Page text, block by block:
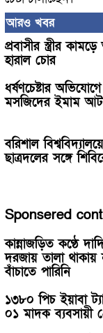
আরও খবর
প্রবাসীর স্ত্রীর
হারাল চোর
ধর্ষণচেষ্টার অভিযোগে
মসজিদের ইমাম
বরিশাল বিশ্ববিদ্যালয়ে
ছাত্রদলের সঙ্গে
Sponsered
কান্নাজড়িত কণ্ঠে
দরজায় তালা থাকায়
বাঁচাতে পারিনি
১৩৮০ পিচ ইয়াবা
০১ মাদক ব্যবসায়ী